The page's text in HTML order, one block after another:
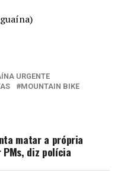
URGENTE
MOUNTAIN BIKE
matar a própria
PMs, diz polícia